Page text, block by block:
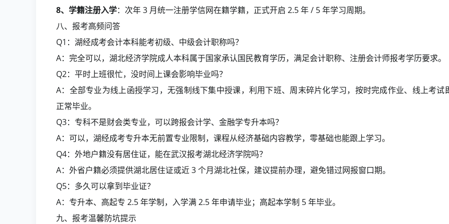
8、学籍注册入学：次年 3 月统一注册学信网在籍学籍，正式开启 2.5 年 / 5 年学习周期。
八、报考高频问答
Q1：湖经成考会计本科能考初级、中级会计职称吗？
A：完全可以，湖北经济学院成人本科属于国家承认国民教育学历，满足会计职称、注册会计师报考学历要求。
Q2：平时上班很忙，没时间上课会影响毕业吗？
A：全部专业为线上函授学习，无强制线下集中授课，利用下班、周末碎片化学习，按时完成作业、线上考试
正常毕业。
Q3：专科不是财会类专业，可以跨报会计学、金融学专升本吗？
A：可以，湖经成考专升本无前置专业限制，课程从经济基础内容教学，零基础也能跟上学习。
Q4：外地户籍没有居住证，能在武汉报考湖北经济学院吗？
A：外省户籍必须提供湖北居住证或近 3 个月湖北社保，建议提前办理，避免错过网报窗口期。
Q5：多久可以拿到毕业证？
A：专升本、高起专 2.5 年学制，入学满 2.5 年申请毕业；高起本学制 5 年毕业。
九、报考温馨防坑提示